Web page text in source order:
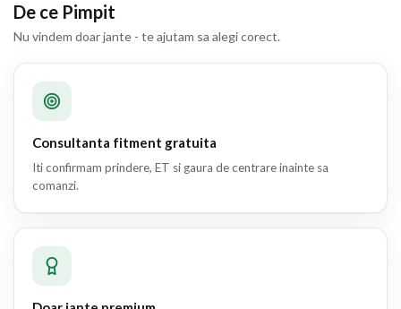
De ce Pimpit
Nu vindem doar jante - te ajutam sa alegi corect.
Consultanta fitment gratuita
Iti confirmam prindere, ET si gaura de centrare inainte sa
comanzi.